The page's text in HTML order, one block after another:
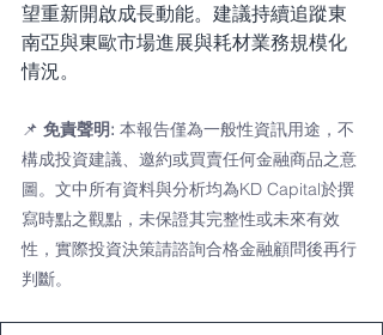
望重新開啟成長動能。建議持續追蹤東
南亞與東歐市場進展與耗材業務規模化
情況。
📌 免責聲明: 本報告僅為一般性資訊用途，不
構成投資建議、邀約或買賣任何金融商品之意
圖。文中所有資料與分析均為KD Capital於撰
寫時點之觀點，未保證其完整性或未來有效
性，實際投資決策請諮詢合格金融顧問後再行
判斷。